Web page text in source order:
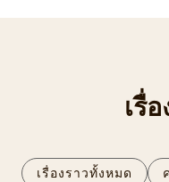
เรื่
เรื่องราวทั้งหมด